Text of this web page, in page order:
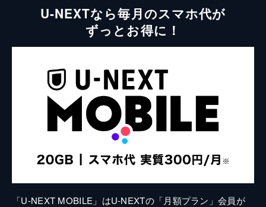
U-NEXTなら毎月のスマホ代が
ずっとお得に！
「U-NEXT MOBILE」はU-NEXTの「月額プラン」会員が